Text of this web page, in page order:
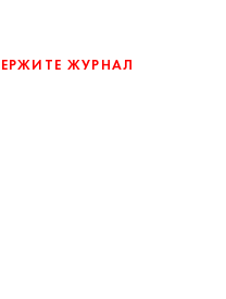
ЖУРНАЛ